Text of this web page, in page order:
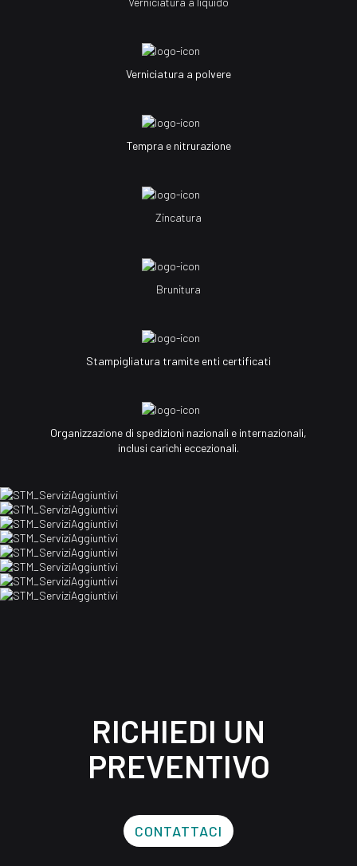
Verniciatura a polvere
Tempra e nitrurazione
Zincatura
Brunitura
Stampigliatura tramite enti certificati
Organizzazione di spedizioni nazionali e internazionali,
inclusi carichi eccezionali.
RICHIEDI UN
PREVENTIVO
CONTATTACI